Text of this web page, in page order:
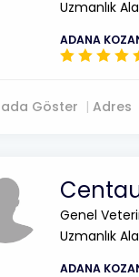
Uzmanlık
ADANA
Göster Adres
Genel
Uzmanlık
ADANA